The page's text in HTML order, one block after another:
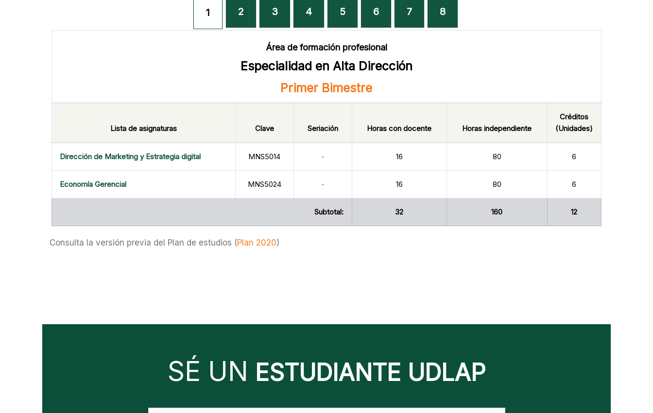
1 2 3 4 5 6 7 8
Área de formación profesional
Especialidad en Alta Dirección
Primer Bimestre
Lista de asignaturas Clave Seriación Horas con docente Horas independiente
Créditos
(Unidades)
Dirección de Marketing y Estrategia digital MNS5014 - 16 80 6
Economía Gerencial MNS5024 - 16 80 6
Subtotal: 32 160 12
Consulta la versión previa del Plan de estudios (Plan 2020)
SÉ UN ESTUDIANTE UDLAP